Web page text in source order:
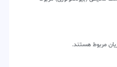
مربوط هستند.